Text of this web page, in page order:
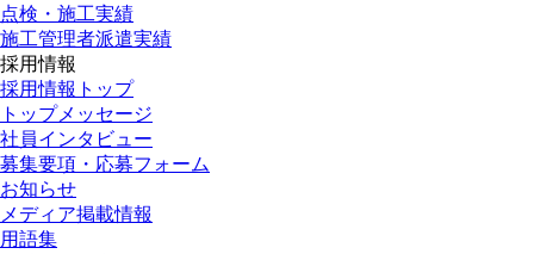
点検・施工実績
施工管理者派遣実績
採用情報
採用情報トップ
トップメッセージ
社員インタビュー
募集要項・応募フォーム
お知らせ
メディア掲載情報
用語集